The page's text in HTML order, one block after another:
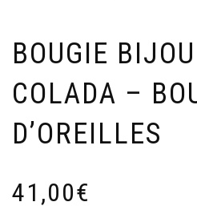
BOUGIE
COLADA –
D’OREILLES
41,00€